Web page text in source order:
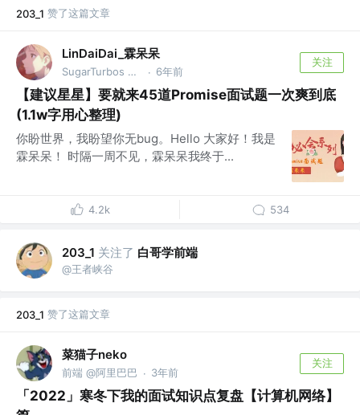
203_1 赞了这篇文章
LinDaiDai_霖呆呆
SugarTurbos Club 成员 · 6年前
关注
【建议星星】要就来45道Promise面试题一次爽到底
(1.1w字用心整理)
你盼世界，我盼望你无bug。Hello 大家好！我是
霖呆呆！ 时隔一周不见，霖呆呆我终于...
4.2k 534
203_1 关注了 白哥学前端
@王者峡谷
203_1 赞了这篇文章
菜猫子neko
前端 @阿里巴巴 · 3年前
关注
「2022」寒冬下我的面试知识点复盘【计算机网络】